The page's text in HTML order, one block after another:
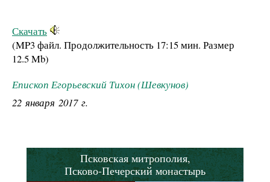
Скачать
(MP3 файл. Продолжительность 17:15 мин. Размер
12.5 Mb)
Епископ Егорьевский Тихон (Шевкунов)
22 января 2017 г.
Псковская митрополия,
Псково-Печерский монастырь